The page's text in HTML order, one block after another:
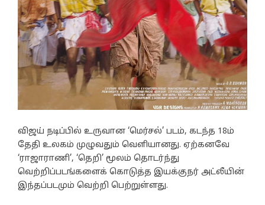
விஜய் நடிப்பில் உருவான ‘மெர்சல்’ படம், கடந்த 18ம்
தேதி உலகம் முழுவதும் வெளியானது. ஏற்கனவே
‘ராஜாராணி’, ‘தெறி’ மூலம் தொடர்ந்து
வெற்றிப்படங்களைக் கொடுத்த இயக்குநர் அட்லீயின்
இந்தப்படமும் வெற்றி பெற்றுள்ளது.